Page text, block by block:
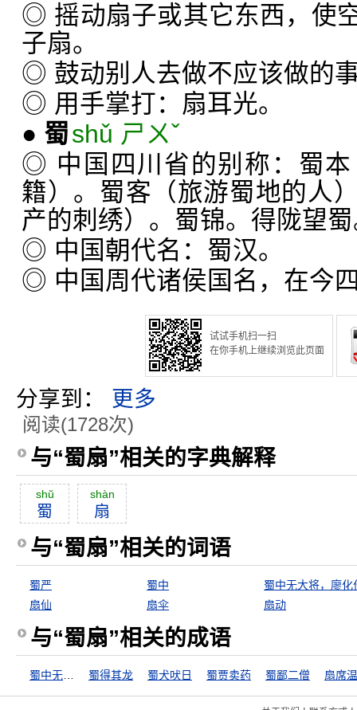
◎ 摇动扇子或其它东西，使
子扇。
◎ 鼓动别人去做不应该做的
◎ 用手掌打：扇耳光。
● 蜀shǔ ㄕㄨˇ
◎ 中国四川省的别称：蜀
籍）。蜀客（旅游蜀地的人
产的刺绣）。蜀锦。得陇望
◎ 中国朝代名：蜀汉。
◎ 中国周代诸侯国名，在今
试试手机扫一扫
在你手机上继续浏览此页面
分享到： 更多
阅读(1728次)
与“蜀扇”相关的字典解释
shŭ
蜀
shàn
扇
与“蜀扇”相关的词语
蜀严
蜀中
扇仙
扇伞 扇动
与“蜀扇”相关的成语
蜀得其龙 蜀犬吠日 蜀贾卖药 蜀鄙二僧 扇席